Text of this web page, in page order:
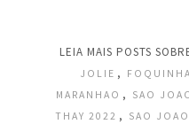
LEIA MAIS POSTS
JOLIE , FOQUINHA
MARANHAO , SAO
THAY 2022 , SAO